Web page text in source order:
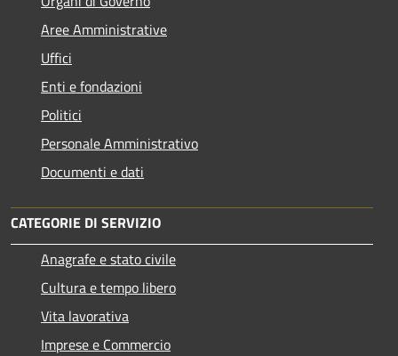
Aree Amministrative
Uffici
Enti e fondazioni
Politici
Personale Amministrativo
Documenti e dati
CATEGORIE DI SERVIZIO
Anagrafe e stato civile
Cultura e tempo libero
Vita lavorativa
Imprese e Commercio